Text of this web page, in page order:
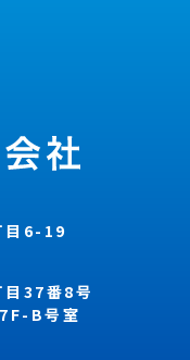
目6-19
目37番8号
B号室